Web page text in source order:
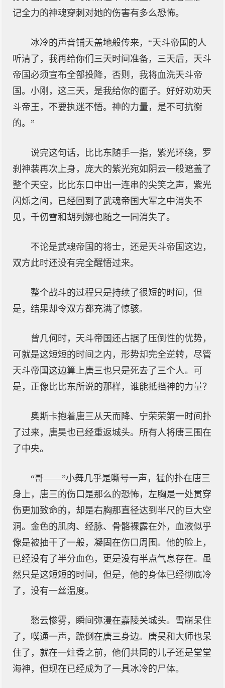
记全力的神魂穿刺对她的伤害有多么恐怖。
冰冷的声音铺天盖地般传来，“天斗帝国的人
听清了，我再给你们三天时间准备，三天后，天斗
帝国必须宣布全部投降，否则，我将血洗天斗帝
国。小刚，这三天，是我给你的面子。好好劝劝天
斗帝王，不要执迷不悟。神的力量，是不可抗衡
的。”
说完这句话，比比东随手一指，紫光环绕，罗
刹神装再次上身，庞大的紫光宛如阴云一般遮盖了
整个天空，比比东口中出一连串的尖笑之声，紫光
闪烁之间，已经回到了武魂帝国大军之中消失不
见，千仞雪和胡列娜也随之一同消失了。
不论是武魂帝国的将士，还是天斗帝国这边，
双方此时还没有完全醒悟过来。
整个战斗的过程只是持续了很短的时间，但
是，结果却令双方都充满了惊骇。
曾几何时，天斗帝国还占据了压倒性的优势，
可就是这短短的时间之内，形势却完全逆转，尽管
天斗帝国这边算上唐三也只是死去了三个人。可
是，正像比比东所说的那样，谁能抵挡神的力量？
奥斯卡抱着唐三从天而降、宁荣荣第一时间扑
了过来，唐昊也已经重返城头。所有人将唐三围在
了中央。
“哥——”小舞几乎是嘶号一声，猛的扑在唐三
身上，唐三的伤口是那么的恐怖，左胸是一处贯穿
伤更加致命的，却是右胸那直径达到半尺的巨大空
洞。金色的肌肉、经脉、骨骼裸露在外，血液似乎
像是被抽干了一般，凝固在伤口周围。他的脸上，
已经没有了半分血色，更是没有半点气息存在。虽
然只是这短短的时间，但是，他的身体已经彻底冷
了，没有一丝温度。
愁云惨雾，瞬间弥漫在嘉陵关城头。雪崩呆住
了，噗通一声，跪倒在唐三身边。唐昊和大师也呆
住了，就在一炷香之前，他们共同的儿子还是堂堂
海神，但现在已经成为了一具冰冷的尸体。